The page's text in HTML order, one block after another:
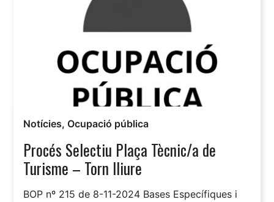
Notícies, Ocupació pública
Procés Selectiu Plaça Tècnic/a de
Turisme – Torn lliure
BOP nº 215 de 8-11-2024 Bases Específiques i